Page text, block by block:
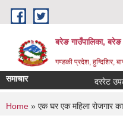
Skip to main content
बरेङ गाउँपालिका, बरेङ
गण्डकी प्रदेश, हुग्दिशिर,
समाचार दररेट उपलब्ध
You are here
Home » एक घर एक महिला रोजगार